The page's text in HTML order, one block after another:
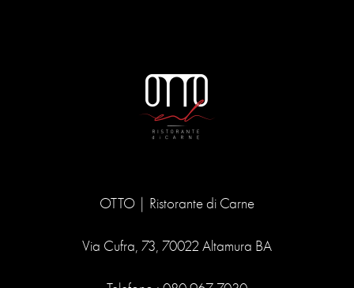
OTTO | Ristorante di Carne
Via Cufra, 73, 70022 Altamura BA